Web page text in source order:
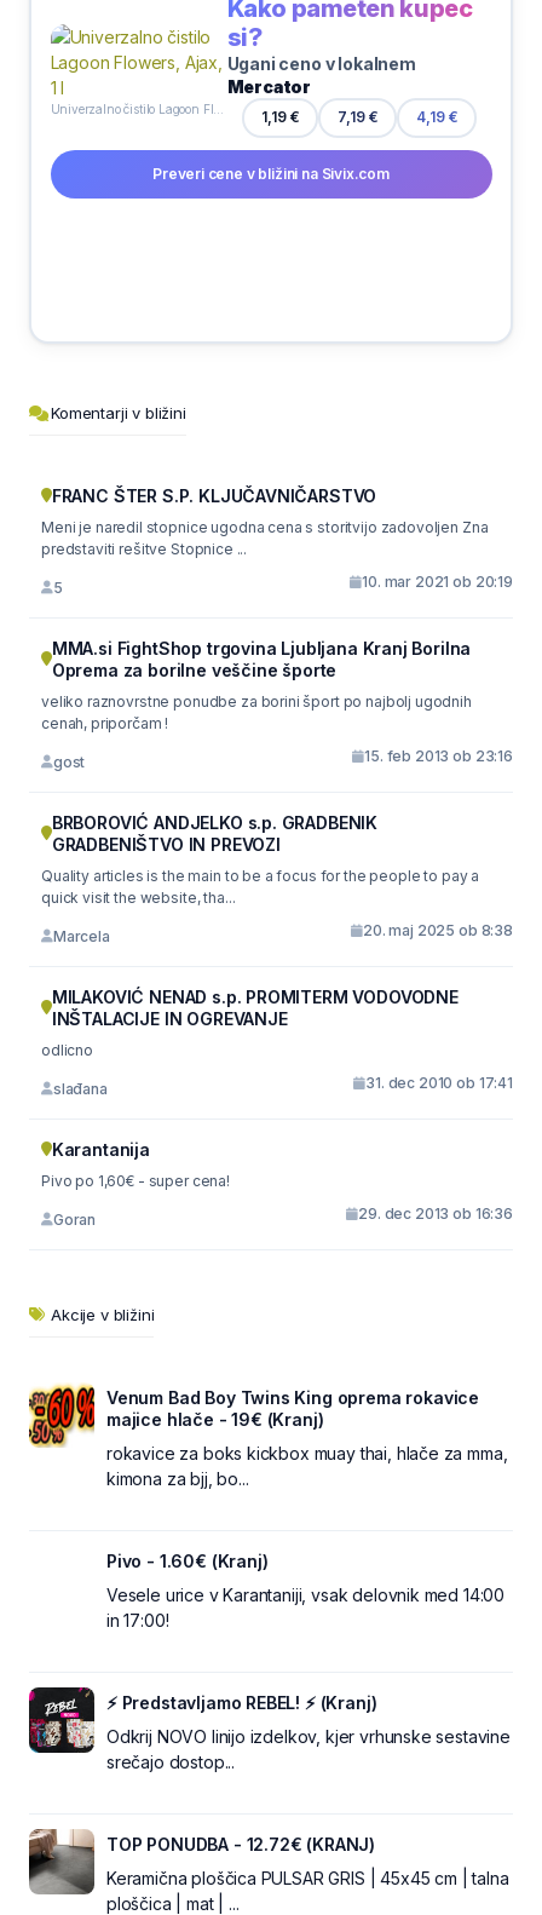
Kako pameten kupec
si?
Ugani ceno v lokalnem
Mercator
1,19 € 7,19 € 4,19 €
Preveri cene v bližini na Sivix.com
Komentarji v bližini
FRANC ŠTER S.P. KLJUČAVNIČARSTVO
Meni je naredil stopnice ugodna cena s storitvijo zadovoljen Zna
predstaviti rešitve Stopnice ...
5 10. mar 2021 ob 20:19
MMA.si FightShop trgovina Ljubljana Kranj Borilna
Oprema za borilne veščine športe
veliko raznovrstne ponudbe za borini šport po najbolj ugodnih
cenah, priporčam !
gost 15. feb 2013 ob 23:16
BRBOROVIĆ ANDJELKO s.p. GRADBENIK
GRADBENIŠTVO IN PREVOZI
Quality articles is the main to be a focus for the people to pay a
quick visit the website, tha...
Marcela 20. maj 2025 ob 8:38
MILAKOVIĆ NENAD s.p. PROMITERM VODOVODNE
INŠTALACIJE IN OGREVANJE
odlicno
slađana 31. dec 2010 ob 17:41
Karantanija
Pivo po 1,60€ - super cena!
Goran 29. dec 2013 ob 16:36
Akcije v bližini
Venum Bad Boy Twins King oprema rokavice
majice hlače - 19€ (Kranj)
rokavice za boks kickbox muay thai, hlače za mma,
kimona za bjj, bo...
Pivo - 1.60€ (Kranj)
Vesele urice v Karantaniji, vsak delovnik med 14:00
in 17:00!
⚡ Predstavljamo REBEL! ⚡ (Kranj)
Odkrij NOVO linijo izdelkov, kjer vrhunske sestavine
srečajo dostop...
TOP PONUDBA - 12.72€ (KRANJ)
Keramična ploščica PULSAR GRIS | 45x45 cm | talna
ploščica | mat | ...